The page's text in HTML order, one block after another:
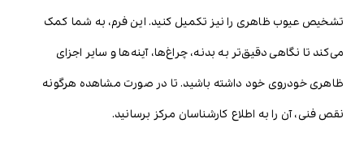
تشخیص عیوب ظاهری را نیز تکمیل کنید. این فرم، به شما کمک
می‌کند تا نگاهی دقیق‌تر به بدنه، چراغ‌ها، آینه‌ها و سایر اجزای
ظاهری خودروی خود داشته باشید. تا در صورت مشاهده هرگونه
نقص فنی، آن را به اطلاع کارشناسان مرکز برسانید.